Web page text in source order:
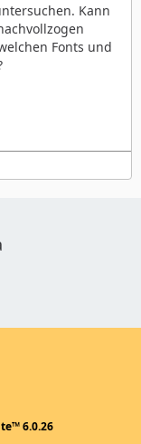
mit Nimbus
Kann
Fonts und
6.0.26